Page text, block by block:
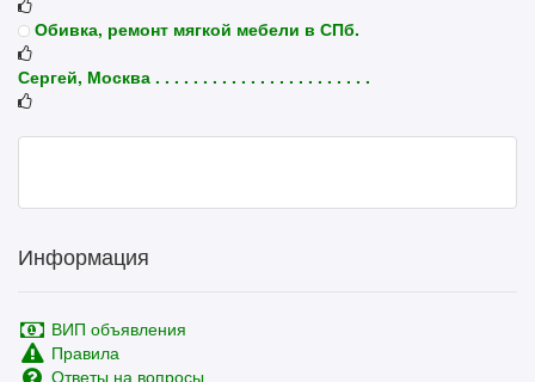
Обивка, ремонт мягкой мебели в СПб.
Сергей, Москва . . . . . . . . . . . . . . . . . . . . . . .
Информация
ВИП объявления
Правила
Ответы на вопросы